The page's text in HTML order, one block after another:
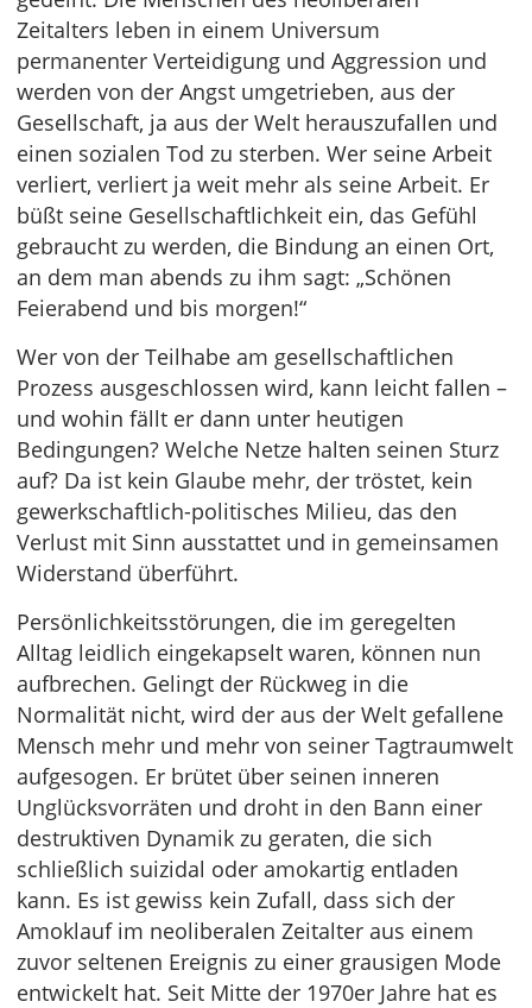
Zeitalters leben in einem Universum
permanenter Verteidigung und Aggression und
werden von der Angst umgetrieben, aus der
Gesellschaft, ja aus der Welt herauszufallen und
einen sozialen Tod zu sterben. Wer seine Arbeit
verliert, verliert ja weit mehr als seine Arbeit. Er
büßt seine Gesellschaftlichkeit ein, das Gefühl
gebraucht zu werden, die Bindung an einen Ort,
an dem man abends zu ihm sagt: „Schönen
Feierabend und bis morgen!“
Wer von der Teilhabe am gesellschaftlichen
Prozess ausgeschlossen wird, kann leicht fallen –
und wohin fällt er dann unter heutigen
Bedingungen? Welche Netze halten seinen Sturz
auf? Da ist kein Glaube mehr, der tröstet, kein
gewerkschaftlich-politisches Milieu, das den
Verlust mit Sinn ausstattet und in gemeinsamen
Widerstand überführt.
Persönlichkeitsstörungen, die im geregelten
Alltag leidlich eingekapselt waren, können nun
aufbrechen. Gelingt der Rückweg in die
Normalität nicht, wird der aus der Welt gefallene
Mensch mehr und mehr von seiner Tagtraumwelt
aufgesogen. Er brütet über seinen inneren
Unglücksvorräten und droht in den Bann einer
destruktiven Dynamik zu geraten, die sich
schließlich suizidal oder amokartig entladen
kann. Es ist gewiss kein Zufall, dass sich der
Amoklauf im neoliberalen Zeitalter aus einem
zuvor seltenen Ereignis zu einer grausigen Mode
entwickelt hat. Seit Mitte der 1970er Jahre hat es